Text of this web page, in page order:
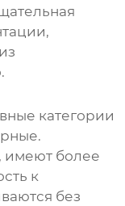
категории
имеют более
к
без